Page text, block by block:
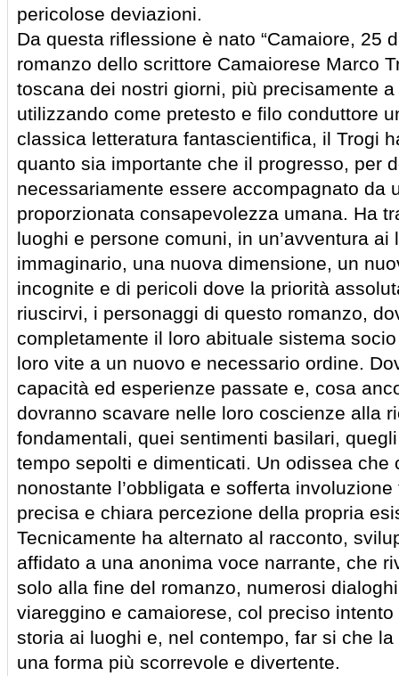
pericolose deviazioni.
Da questa riflessione è nato “Camaiore, 25
romanzo dello scrittore Camaiorese Marco
toscana dei nostri giorni, più precisamente
utilizzando come pretesto e filo conduttore
classica letteratura fantascientifica, il Trogi
quanto sia importante che il progresso, per
necessariamente essere accompagnato da
proporzionata consapevolezza umana. Ha
luoghi e persone comuni, in un’avventura
immaginario, una nuova dimensione, un
incognite e di pericoli dove la priorità
riuscirvi, i personaggi di questo romanzo,
completamente il loro abituale sistema
loro vite a un nuovo e necessario ordine.
capacità ed esperienze passate e, cosa
dovranno scavare nelle loro coscienze alla
fondamentali, quei sentimenti basilari,
tempo sepolti e dimenticati. Un odissea che
nonostante l’obbligata e sofferta
precisa e chiara percezione della propria
Tecnicamente ha alternato al racconto,
affidato a una anonima voce narrante, che
solo alla fine del romanzo, numerosi
viareggino e camaiorese, col preciso
storia ai luoghi e, nel contempo, far si che
una forma più scorrevole e divertente.